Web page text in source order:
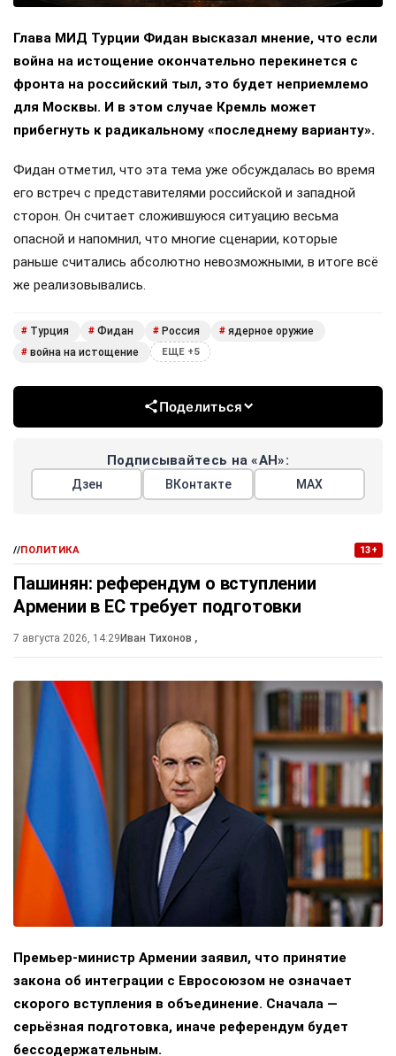
Глава МИД Турции Фидан высказал мнение, что если
война на истощение окончательно перекинется с
фронта на российский тыл, это будет неприемлемо
для Москвы. И в этом случае Кремль может
прибегнуть к радикальному «последнему варианту».
Фидан отметил, что эта тема уже обсуждалась во время
его встреч с представителями российской и западной
сторон. Он считает сложившуюся ситуацию весьма
опасной и напомнил, что многие сценарии, которые
раньше считались абсолютно невозможными, в итоге всё
же реализовывались.
# Турция # Фидан # Россия # ядерное оружие
# война на истощение ЕЩЕ +5
Поделиться
Подписывайтесь на «АН»:
Дзен ВКонтакте МАХ
//ПОЛИТИКА 13+
Пашинян: референдум о вступлении
Армении в ЕС требует подготовки
7 августа 2026, 14:29Иван Тихонов ,
Премьер-министр Армении заявил, что принятие
закона об интеграции с Евросоюзом не означает
скорого вступления в объединение. Сначала —
серьёзная подготовка, иначе референдум будет
бессодержательным.